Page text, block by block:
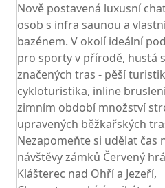
Nově postavená luxusní
osob s infra saunou a
bazénem. V okolí ideální
pro sporty v přírodě, hustá
značených tras - pěší
cykloturistika, inline
zimním období množství
upravených běžkařských
Nezapomeňte si udělat čas
návštěvy zámků Červený
Klášterec nad Ohří a Jezeří,